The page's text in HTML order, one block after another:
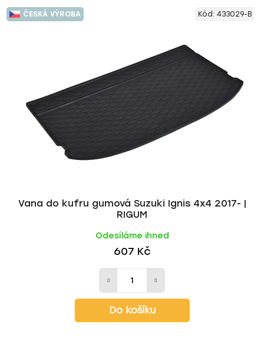
ČESKÁ VÝROBA
Vana do kufru gumová Suzuki Ignis 4x4 2017- |
RIGUM
Odesíláme ihned
607 Kč
Do košíku
Kód: 433029-B